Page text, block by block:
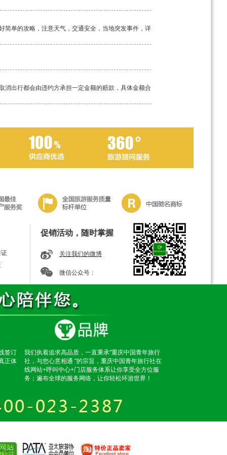
简单的攻略，注意天气，交通安全，当地突发事件，详
消出行都会由违约方承担一定金额的赔款，具体金额合
促销活动，随时掌握
关注我们的微博
微信公众号：
签订
正体
我们执着追求高品质，一直秉承"重庆中国青年旅行
社，与您心意相通 "的宗旨，重庆中国青年旅行社在
线网站+呼叫中心+门店服务体系让你享受全方位服
务；遍布全球的服务网络，让你轻松环游世界！